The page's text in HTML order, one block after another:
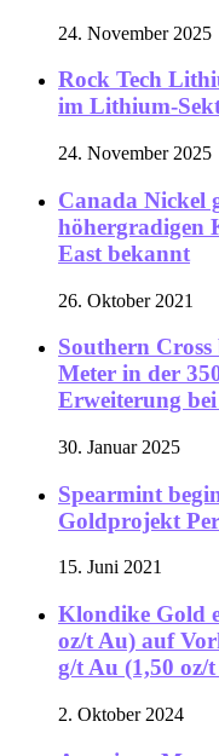
24. November 2025
Rock Tech
im Lithium-
24. November 2025
Canada Nickel
höhergradigen
East bekannt
26. Oktober 2021
Southern
Meter in der
Erweiterung
30. Januar 2025
Spearmint
Goldprojekt
15. Juni 2021
Klondike Gold
oz/t Au) auf
g/t Au (1,50
2. Oktober 2024